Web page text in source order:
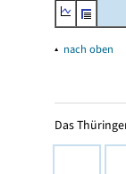
▴ nach oben
Das